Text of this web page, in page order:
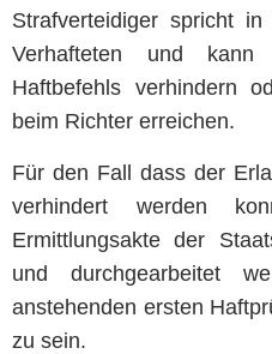
Strafverteidiger spricht
Verhafteten und
Haftbefehls verhindern
beim Richter erreichen.
Für den Fall dass der
verhindert werden
Ermittlungsakte der
und durchgearbeitet
anstehenden ersten
zu sein.